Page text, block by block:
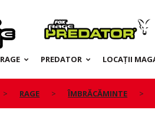
Predator
RAGE PREDATOR LOCAȚII
RAGE ÎMBRĂCĂMINTE